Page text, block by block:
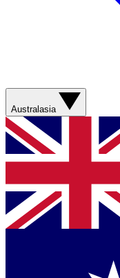
Australasia